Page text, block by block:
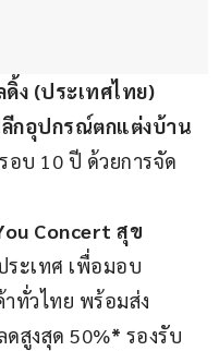
ดิ้ง (ประเทศไทย)
กอุปกรณ์ตกแต่งบ้าน
อบ 10 ปี ด้วยการจัด
Concert สุข
ะเทศ เพื่อมอบ
ทั่วไทย พร้อมส่ง
ดสูงสุด 50%* รองรับ